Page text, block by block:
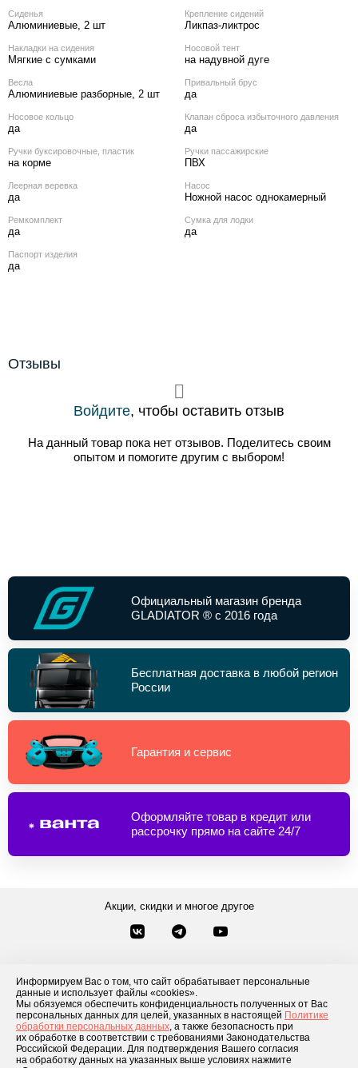
Информируем Вас о том, что сайт обрабатывает персональные
данные и использует файлы «cookies».
Мы обязуемся обеспечить конфиденциальность полученных от Вас
персональных данных для целей, указанных в настоящей Политике
обработки персональных данных, а также безопасность при
их обработке в соответствии с требованиями Законодательства
Российской Федерации. Для подтверждения Вашего согласия
на обработку данных на указанных выше условиях нажмите
Сиденья
Алюминиевые, 2 шт
Крепление сидений
Ликпаз-ликтрос
Накладки на сидения
Мягкие с сумками
Носовой тент
на надувной дуге
Весла
Алюминиевые разборные, 2 шт
Привальный брус
да
Носовое кольцо
да
Клапан сброса избыточного давления
да
Ручки буксировочные, пластик
на корме
Ручки пассажирские
ПВХ
Леерная веревка
да
Насос
Ножной насос однокамерный
Ремкомплект
да
Сумка для лодки
да
Паспорт изделия
да
Отзывы
Войдите, чтобы оставить отзыв
На данный товар пока нет отзывов. Поделитесь своим
опытом и помогите другим с выбором!
Официальный магазин бренда
GLADIATOR ® с 2016 года
Бесплатная доставка в любой регион
России
Гарантия и сервис
Оформляйте товар в кредит или
рассрочку прямо на сайте 24/7
Акции, скидки и многое другое
Контакты
Посмотреть другие способы связи
Каталог товаров О компании Доставка и оплата Блог
Условия рассрочки
Контакты